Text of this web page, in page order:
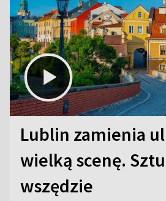
Lublin zamienia
wielką scenę.
wszędzie